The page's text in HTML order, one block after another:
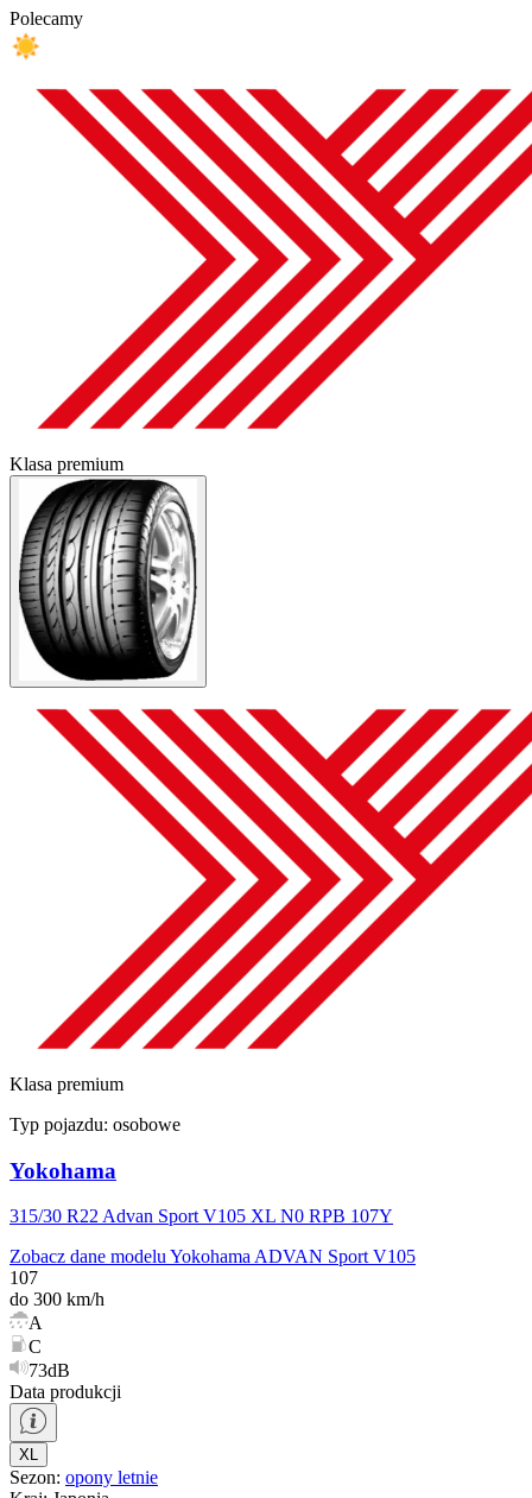
Polecamy
Klasa premium
Klasa premium
Typ pojazdu: osobowe
Yokohama
315/30 R22 Advan Sport V105 XL N0 RPB 107Y
Zobacz dane modelu Yokohama ADVAN Sport V105
107
do 300 km/h
A
C
73dB
Data produkcji
XL
Sezon: opony letnie